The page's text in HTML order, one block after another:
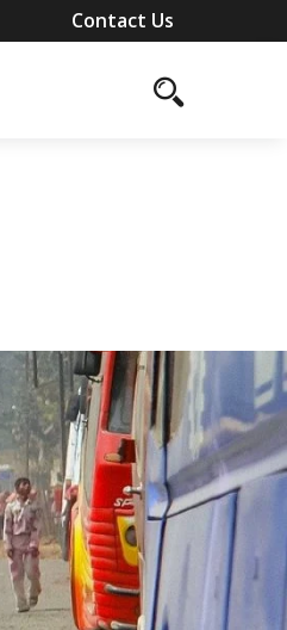
Contact Us